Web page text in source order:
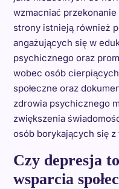
wzmacniać
strony istnieją również
angażujących się w
psychicznego oraz
wobec osób
społeczne oraz
zdrowia psychicznego
zwiększenia
osób borykających się
Czy depresja
wsparcia